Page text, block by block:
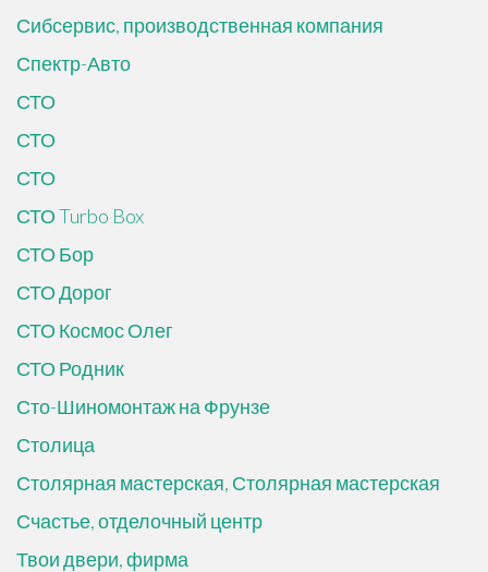
Сибсервис, производственная компания
Спектр-Авто
СТО
СТО
СТО
СТО Turbo Box
СТО Бор
СТО Дорог
СТО Космос Олег
СТО Родник
Сто-Шиномонтаж на Фрунзе
Столица
Столярная мастерская, Столярная мастерская
Счастье, отделочный центр
Твои двери, фирма